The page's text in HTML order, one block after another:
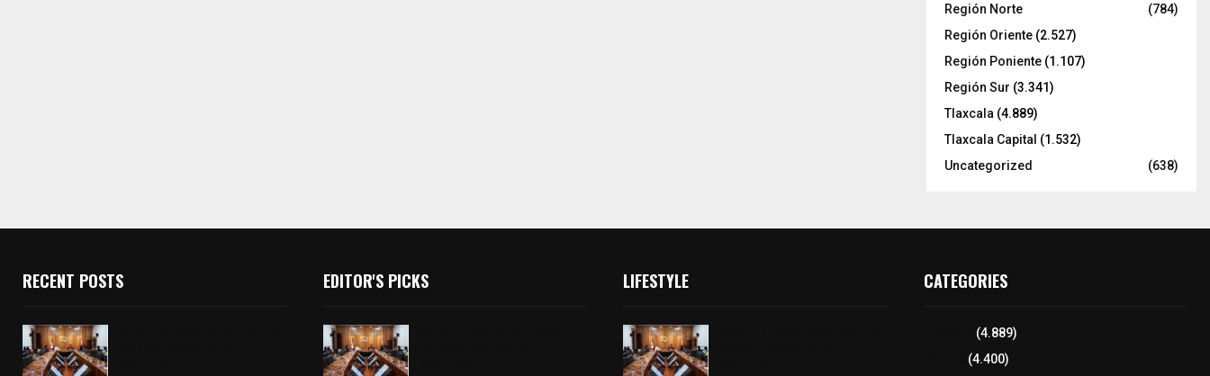
Región Norte
(784)
Región Oriente (2.527)
Región Poniente (1.107)
Región Sur (3.341)
Tlaxcala (4.889)
Tlaxcala Capital (1.532)
Uncategorized
(638)
RECENT POSTS EDITOR'S PICKS LIFESTYLE CATEGORIES
(4.889)
(4.400)